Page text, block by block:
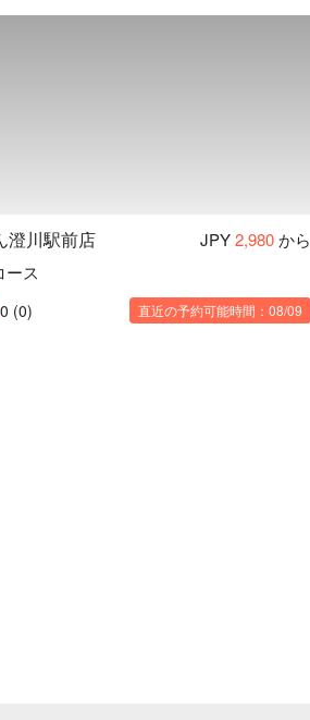
取り入れ、一つ一つ手作りで作ってい
ステロール値を低くしたり、血管を丈
澄川駅前店 JPY2,980から
ース
0 (0) 直近の予約可能時間：08/09